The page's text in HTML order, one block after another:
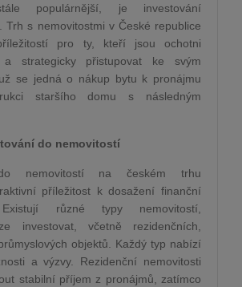
populárnější, je investování
Trh s nemovitostmi v České republice
pro ty, kteří jsou ochotni
strategicky přistupovat ke svým
se jedná o nákup bytu k pronájmu
staršího domu s následným
do nemovitostí
nemovitostí na českém trhu
příležitost k dosažení finanční
Existují různé typy nemovitostí,
investovat, včetně rezidenčních,
objektů. Každý typ nabízí
a výzvy. Rezidenční nemovitosti
stabilní příjem z pronájmů, zatímco